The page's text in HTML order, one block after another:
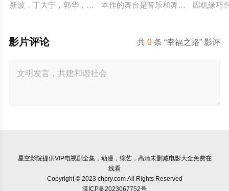
新波，丁大宁，郭华，程一木他们毕业于同一所大学。他们和
本作的舞台是音乐和舞蹈融入生活的
因机缘巧
共0 条 “幸福之路” 影评
影片评论
星空影院提供VIP电视剧全集，动漫，综艺，高清未删减电影大全免费在
线看
Copyright © 2023 chpry.com All Rights Reserved
滇ICP备2023067752号